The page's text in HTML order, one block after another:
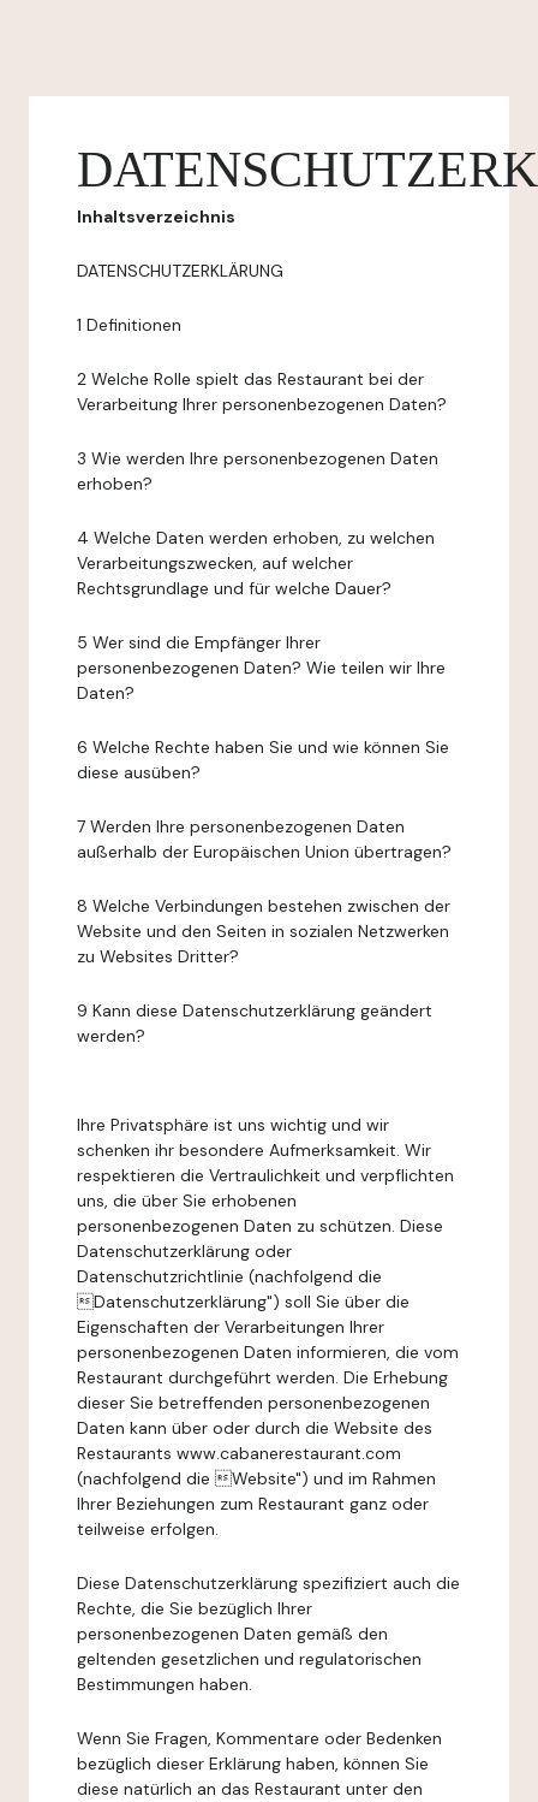
Inhaltsverzeichnis
DATENSCHUTZERKLÄRUNG
1 Definitionen
2 Welche Rolle spielt das Restaurant bei der
Verarbeitung Ihrer personenbezogenen Daten?
3 Wie werden Ihre personenbezogenen Daten
erhoben?
4 Welche Daten werden erhoben, zu welchen
Verarbeitungszwecken, auf welcher
Rechtsgrundlage und für welche Dauer?
5 Wer sind die Empfänger Ihrer
personenbezogenen Daten? Wie teilen wir Ihre
Daten?
6 Welche Rechte haben Sie und wie können Sie
diese ausüben?
7 Werden Ihre personenbezogenen Daten
außerhalb der Europäischen Union übertragen?
8 Welche Verbindungen bestehen zwischen der
Website und den Seiten in sozialen Netzwerken
zu Websites Dritter?
9 Kann diese Datenschutzerklärung geändert
werden?
Ihre Privatsphäre ist uns wichtig und wir
schenken ihr besondere Aufmerksamkeit. Wir
respektieren die Vertraulichkeit und verpflichten
uns, die über Sie erhobenen
personenbezogenen Daten zu schützen. Diese
Datenschutzerklärung oder
Datenschutzrichtlinie (nachfolgend die
Datenschutzerklärung") soll Sie über die
Eigenschaften der Verarbeitungen Ihrer
personenbezogenen Daten informieren, die vom
Restaurant durchgeführt werden. Die Erhebung
dieser Sie betreffenden personenbezogenen
Daten kann über oder durch die Website des
Restaurants www.cabanerestaurant.com
(nachfolgend die Website") und im Rahmen
Ihrer Beziehungen zum Restaurant ganz oder
teilweise erfolgen.
Diese Datenschutzerklärung spezifiziert auch die
Rechte, die Sie bezüglich Ihrer
personenbezogenen Daten gemäß den
geltenden gesetzlichen und regulatorischen
Bestimmungen haben.
Wenn Sie Fragen, Kommentare oder Bedenken
bezüglich dieser Erklärung haben, können Sie
diese natürlich an das Restaurant unter den